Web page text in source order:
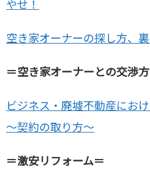
やせ！
空き家オーナーの探し方、
＝空き家オーナーとの交渉
ビジネス・廃墟不動産にお
～契約の取り方～
＝激安リフォーム＝